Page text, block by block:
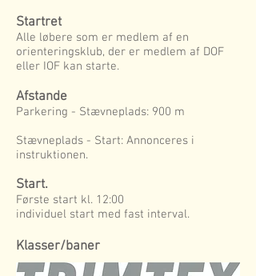
Startret
Alle løbere som er medlem af en
orienteringsklub, der er medlem af DOF
eller IOF kan starte.
Afstande
Parkering - Stævneplads: 900 m
Stævneplads - Start: Annonceres i
instruktionen.
Start.
Første start kl. 12:00
individuel start med fast interval.
Klasser/baner